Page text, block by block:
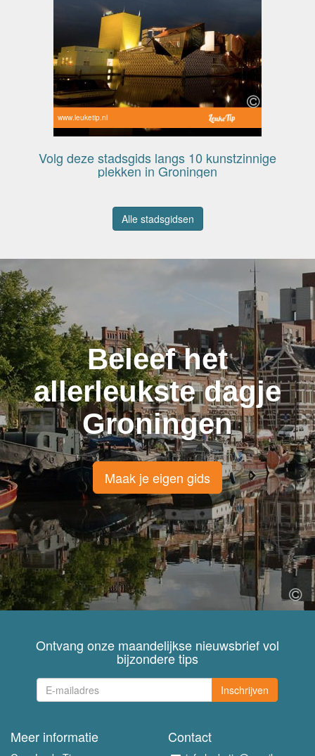
www.leuketip.nl
Volg deze stadsgids langs 10 kunstzinnige
plekken in Groningen
Alle stadsgidsen
Beleef het
allerleukste dagje
Groningen
Maak je eigen gids
Ontvang onze maandelijkse nieuwsbrief vol
bijzondere tips
Inschrijven
Meer informatie Contact